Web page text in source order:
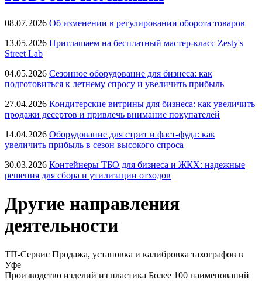
08.07.2026 Об изменении в регулировании оборота товаров
13.05.2026 Приглашаем на бесплатный мастер-класс Zesty's
Street Lab
04.05.2026 Сезонное оборудование для бизнеса: как
подготовиться к летнему спросу и увеличить прибыль
27.04.2026 Кондитерские витрины для бизнеса: как увеличить
продажи десертов и привлечь внимание покупателей
14.04.2026 Оборудование для стрит и фаст-фуда: как
увеличить прибыль в сезон высокого спроса
30.03.2026 Контейнеры ТБО для бизнеса и ЖКХ: надежные
решения для сбора и утилизации отходов
Другие направления
деятельности
ТП-Сервис Продажа, установка и калибровка тахографов в
Уфе
Производство изделий из пластика Более 100 наименований